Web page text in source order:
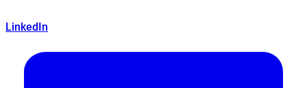
LinkedIn